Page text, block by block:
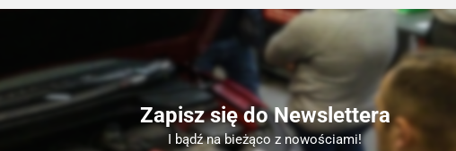
Zapisz się do Newslettera
I bądź na bieżąco z nowościami!